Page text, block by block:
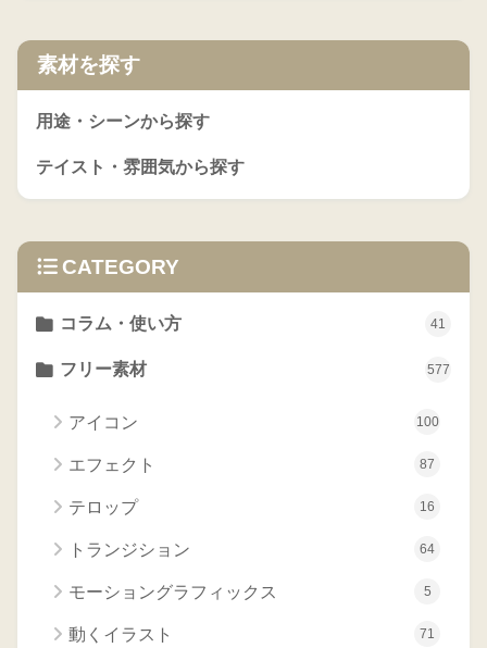
素材を探す
用途・シーンから探す
テイスト・雰囲気から探す
CATEGORY
コラム・使い方 41
フリー素材 577
アイコン 100
エフェクト 87
テロップ 16
トランジション 64
モーショングラフィックス 5
動くイラスト 71